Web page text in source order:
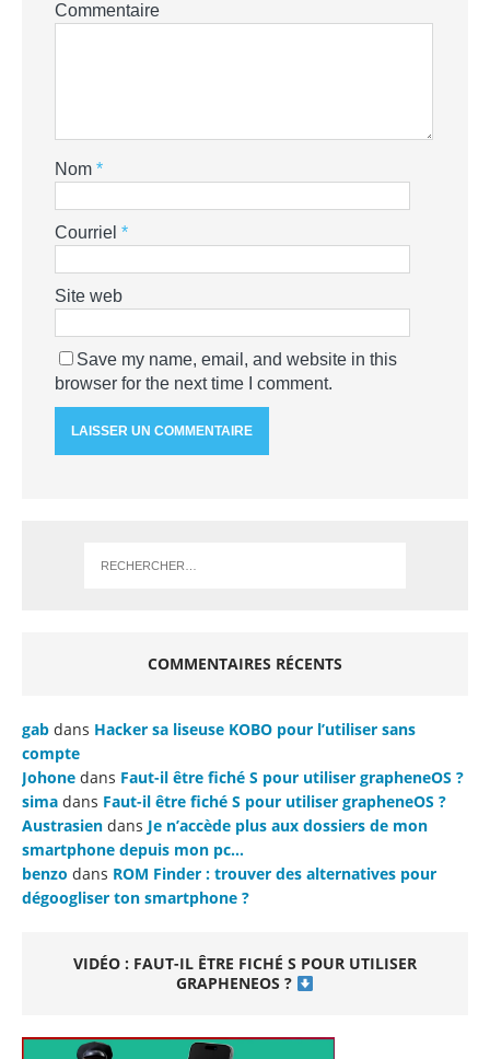
Commentaire
Nom *
Courriel *
Site web
Save my name, email, and website in this
browser for the next time I comment.
COMMENTAIRES RÉCENTS
gab dans Hacker sa liseuse KOBO pour l’utiliser sans
compte
Johone dans Faut-il être fiché S pour utiliser grapheneOS ?
sima dans Faut-il être fiché S pour utiliser grapheneOS ?
Austrasien dans Je n’accède plus aux dossiers de mon
smartphone depuis mon pc…
benzo dans ROM Finder : trouver des alternatives pour
dégoogliser ton smartphone ?
VIDÉO : FAUT-IL ÊTRE FICHÉ S POUR UTILISER
GRAPHENEOS ?